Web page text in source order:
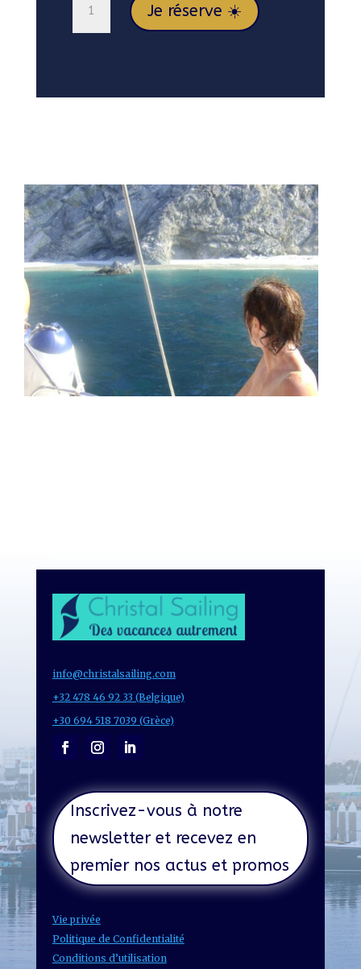
Du
Je réserve ☀️
info@christalsailing.com
+32 478 46 92 33 (Belgique)
+30 694 518 7039 (Grèce)
Inscrivez-vous à notre
newsletter et recevez en
premier nos actus et promos
Vie privée
Politique de Confidentialité
Conditions d’utilisation